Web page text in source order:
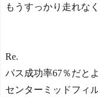
もうすっかり走れな
Re.
パス成功率67％だとよ
センターミッドフィ